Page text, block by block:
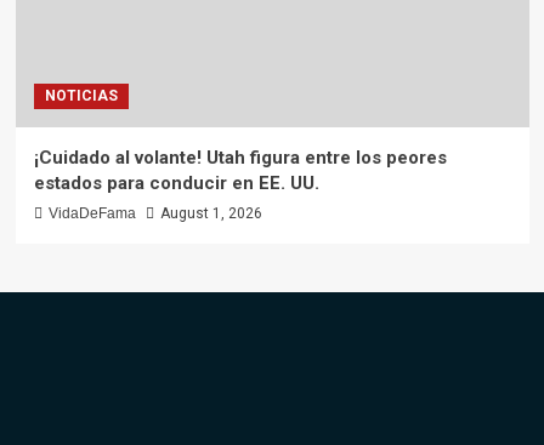
NOTICIAS
¡Cuidado al volante! Utah figura entre los peores
estados para conducir en EE. UU.
VidaDeFama August 1, 2026